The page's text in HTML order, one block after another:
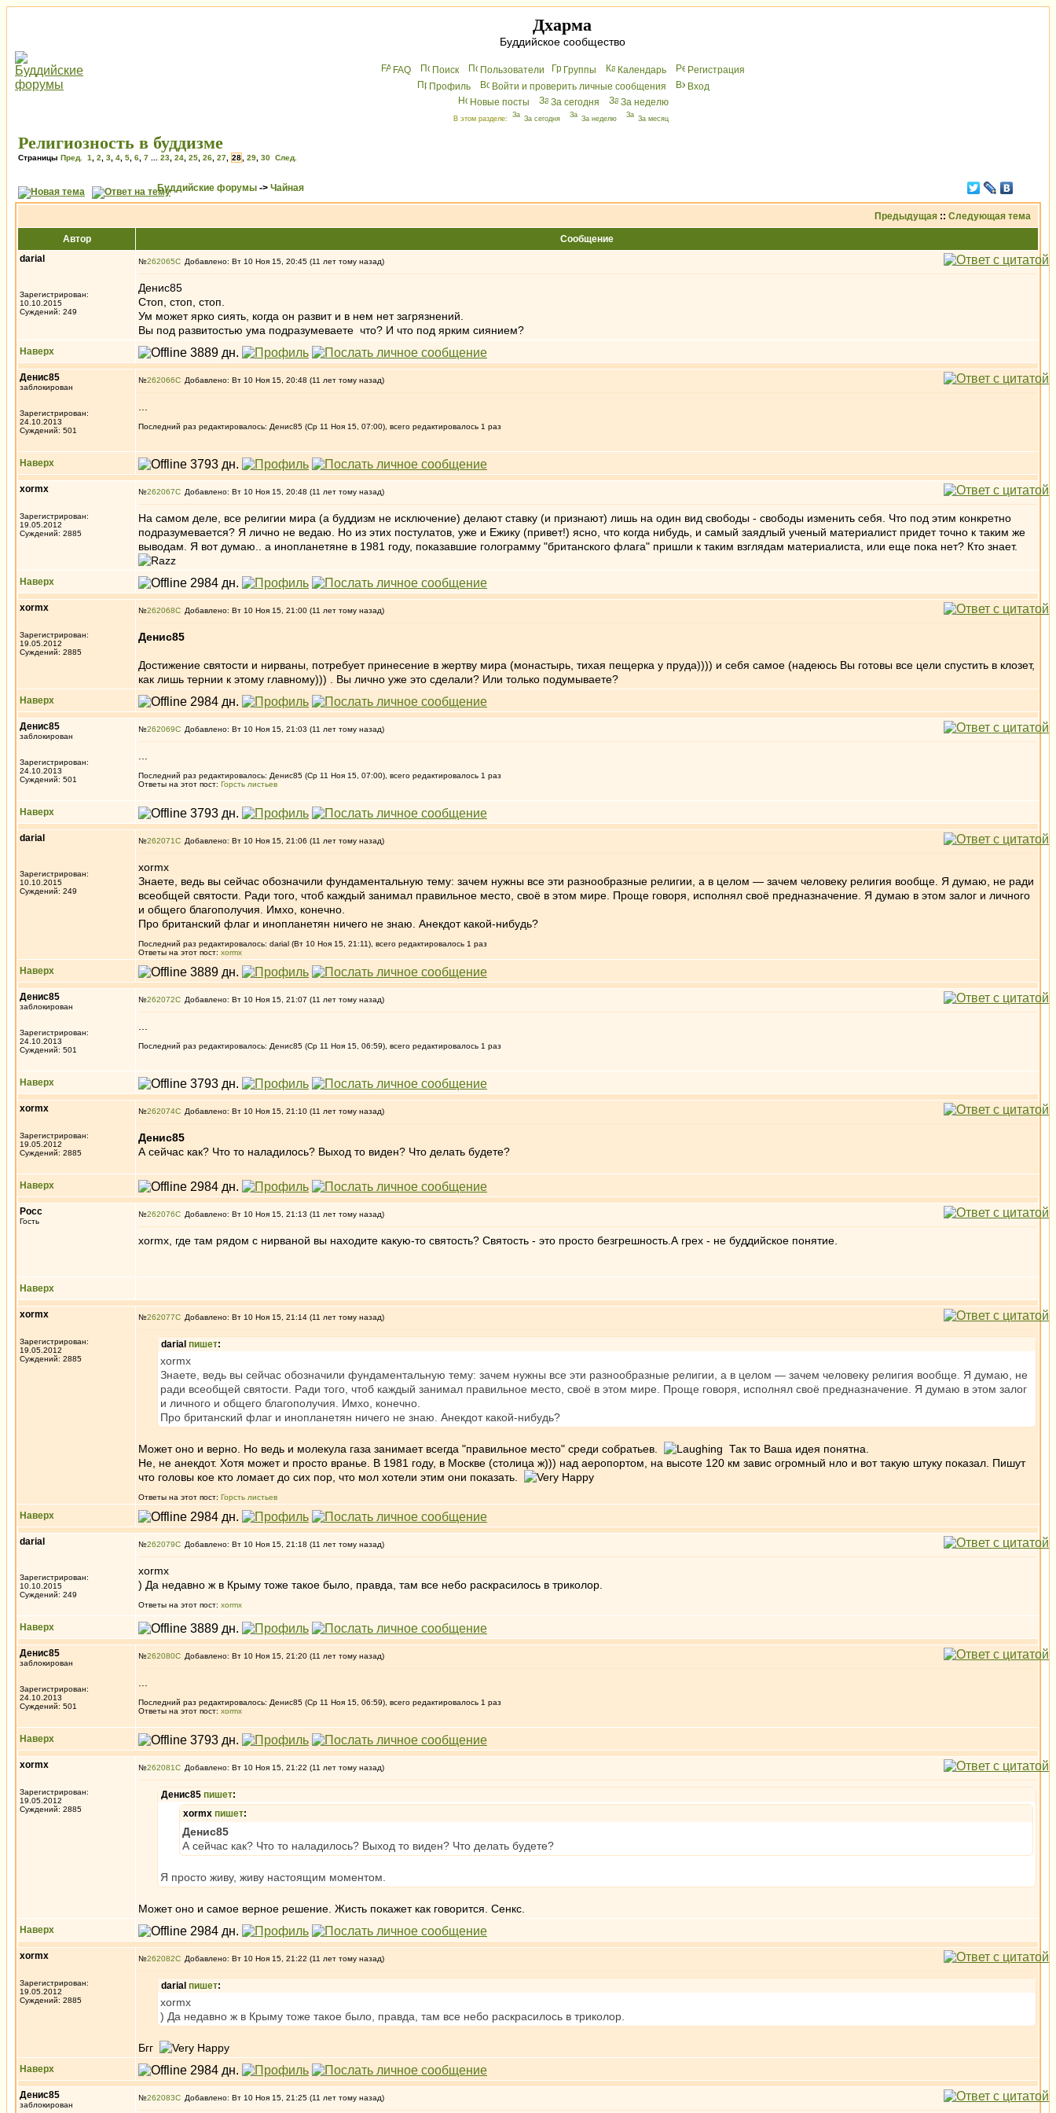
Дхарма
Буддийское сообщество
FAQ Поиск Пользователи Группы Календарь
Peгиcтрaция
Профиль
Войти и проверить личные сообщения
Вхoд
Новые посты
За сегодня За неделю
В этом разделе: За сегодня За неделю За месяц
Религиозность в буддизме
Страницы Пред. 1 2 3 4 5 6 7 23 24 25 26 27 28 29 30 След.
Буддийские форумы -> Чайная
Предыдущая :: Следующая тема
Автор
Сообщение
darial
Зарегистрирован:
10.10.2015
Суждений: 249
№262065 Добавлено: Вт 10 Ноя 15, 20:45 (11 лет тому назад)
Денис85
Стоп, стоп, стоп.
Ум может ярко сиять, когда он развит и в нем нет загрязнений.
Вы под развитостью ума подразумеваете что? И что под ярким сиянием?
Наверх
Денис85
заблокирован
Зарегистрирован:
24.10.2013
Суждений: 501
№262066 Добавлено: Вт 10 Ноя 15, 20:48 (11 лет тому назад)
Последний раз редактировалось: Денис85 (Ср 11 Ноя 15, 07:00), всего редактировалось 1 раз
Наверх
xormx
Зарегистрирован:
19.05.2012
Суждений: 2885
№262067 Добавлено: Вт 10 Ноя 15, 20:48 (11 лет тому назад)
На самом деле, все религии мира (а буддизм не исключение) делают ставку (и признают) лишь на один вид свободы - свободы изменить себя. Что под этим конкретно
подразумевается? Я лично не ведаю. Но из этих постулатов, уже и Ежику (привет!) ясно, что когда нибудь, и самый заядлый ученый материалист придет точно к таким же
выводам. Я вот думаю.. а инопланетяне в 1981 году, показавшие голограмму "британского флага" пришли к таким взглядам материалиста, или еще пока нет? Кто знает.
Наверх
xormx
Зарегистрирован:
19.05.2012
Суждений: 2885
№262068 Добавлено: Вт 10 Ноя 15, 21:00 (11 лет тому назад)
Денис85
Достижение святости и нирваны, потребует принесение в жертву мира (монастырь, тихая пещерка у пруда)))) и себя самое (надеюсь Вы готовы все цели спустить в клозет,
как лишь тернии к этому главному))) . Вы лично уже это сделали? Или только подумываете?
Наверх
Денис85
заблокирован
Зарегистрирован:
24.10.2013
Суждений: 501
№262069 Добавлено: Вт 10 Ноя 15, 21:03 (11 лет тому назад)
Последний раз редактировалось: Денис85 (Ср 11 Ноя 15, 07:00), всего редактировалось 1 раз
Ответы на этот пост: Горсть листьев
Наверх
darial
Зарегистрирован:
10.10.2015
Суждений: 249
№262071 Добавлено: Вт 10 Ноя 15, 21:06 (11 лет тому назад)
xormx
Знаете, ведь вы сейчас обозначили фундаментальную тему: зачем нужны все эти разнообразные религии, а в целом — зачем человеку религия вообще. Я думаю, не ради
всеобщей святости. Ради того, чтоб каждый занимал правильное место, своё в этом мире. Проще говоря, исполнял своё предназначение. Я думаю в этом залог и личного
и общего благополучия. Имхо, конечно.
Про британский флаг и инопланетян ничего не знаю. Анекдот какой-нибудь?
Последний раз редактировалось: darial (Вт 10 Ноя 15, 21:11), всего редактировалось 1 раз
Ответы на этот пост: xormx
Наверх
Денис85
заблокирован
Зарегистрирован:
24.10.2013
Суждений: 501
№262072 Добавлено: Вт 10 Ноя 15, 21:07 (11 лет тому назад)
Последний раз редактировалось: Денис85 (Ср 11 Ноя 15, 06:59), всего редактировалось 1 раз
Наверх
xormx
Зарегистрирован:
19.05.2012
Суждений: 2885
№262074 Добавлено: Вт 10 Ноя 15, 21:10 (11 лет тому назад)
Денис85
А сейчас как? Что то наладилось? Выход то виден? Что делать будете?
Наверх
Росс
Гость
№262076 Добавлено: Вт 10 Ноя 15, 21:13 (11 лет тому назад)
xormx, где там рядом с нирваной вы находите какую-то святость? Святость - это просто безгрешность.А грех - не буддийское понятие.
Наверх
xormx
Зарегистрирован:
19.05.2012
Суждений: 2885
№262077 Добавлено: Вт 10 Ноя 15, 21:14 (11 лет тому назад)
darial пишет:
xormx
Знаете, ведь вы сейчас обозначили фундаментальную тему: зачем нужны все эти разнообразные религии, а в целом — зачем человеку религия вообще. Я думаю, не
ради всеобщей святости. Ради того, чтоб каждый занимал правильное место, своё в этом мире. Проще говоря, исполнял своё предназначение. Я думаю в этом залог
и личного и общего благополучия. Имхо, конечно.
Про британский флаг и инопланетян ничего не знаю. Анекдот какой-нибудь?
Может оно и верно. Но ведь и молекула газа занимает всегда "правильное место" среди собратьев.
Так то Ваша идея понятна.
Не, не анекдот. Хотя может и просто вранье. В 1981 году, в Москве (столица ж))) над аеропортом, на высоте 120 км завис огромный нло и вот такую штуку показал. Пишут
что головы кое кто ломает до сих пор, что мол хотели этим они показать.
Ответы на этот пост: Горсть листьев
Наверх
darial
Зарегистрирован:
10.10.2015
Суждений: 249
№262079 Добавлено: Вт 10 Ноя 15, 21:18 (11 лет тому назад)
xormx
) Да недавно ж в Крыму тоже такое было, правда, там все небо раскрасилось в триколор.
Ответы на этот пост: xormx
Наверх
Денис85
заблокирован
Зарегистрирован:
24.10.2013
Суждений: 501
№262080 Добавлено: Вт 10 Ноя 15, 21:20 (11 лет тому назад)
Последний раз редактировалось: Денис85 (Ср 11 Ноя 15, 06:59), всего редактировалось 1 раз
Ответы на этот пост: xormx
Наверх
xormx
Зарегистрирован:
19.05.2012
Суждений: 2885
№262081 Добавлено: Вт 10 Ноя 15, 21:22 (11 лет тому назад)
Денис85 пишет:
xormx пишет:
Денис85
А сейчас как? Что то наладилось? Выход то виден? Что делать будете?
Я просто живу, живу настоящим моментом.
Может оно и самое верное решение. Жисть покажет как говорится. Сенкс.
Наверх
xormx
Зарегистрирован:
19.05.2012
Суждений: 2885
№262082 Добавлено: Вт 10 Ноя 15, 21:22 (11 лет тому назад)
darial пишет:
xormx
) Да недавно ж в Крыму тоже такое было, правда, там все небо раскрасилось в триколор.
Бгг
Наверх
Денис85
заблокирован
№262083 Добавлено: Вт 10 Ноя 15, 21:25 (11 лет тому назад)